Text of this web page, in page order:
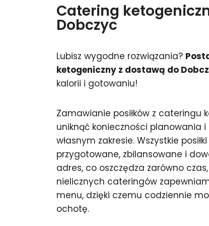
Catering
Dobczyc
Lubisz wygodne rozwiązania?
ketogeniczny z dostawą do
kalorii i gotowaniu!
Zamawianie posiłków z cateringu
uniknąć konieczności planowania
własnym zakresie. Wszystkie
przygotowane, zbilansowane i
adres, co oszczędza zarówno
nielicznych cateringów
menu, dzięki czemu codziennie
ochotę.